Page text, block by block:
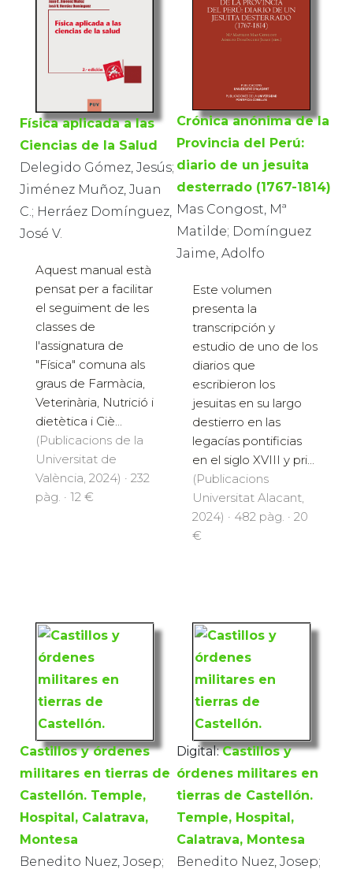
Física aplicada a las
Ciencias de la Salud
Delegido Gómez, Jesús;
Jiménez Muñoz, Juan
C.; Herráez Domínguez,
José V.
Aquest manual està
pensat per a facilitar
el seguiment de les
classes de
l'assignatura de
"Física" comuna als
graus de Farmàcia,
Veterinària, Nutrició i
dietètica i Ciè...
(Publicacions de la
Universitat de
València, 2024) · 232
pàg. · 12 €
Crónica anónima de la
Provincia del Perú:
diario de un jesuita
desterrado (1767-1814)
Mas Congost, Mª
Matilde; Domínguez
Jaime, Adolfo
Este volumen
presenta la
transcripción y
estudio de uno de los
diarios que
escribieron los
jesuitas en su largo
destierro en las
legacías pontificias
en el siglo XVIII y pri...
(Publicacions
Universitat Alacant,
2024) · 482 pàg. · 20
€
Castillos y órdenes
militares en tierras de
Castellón. Temple,
Hospital, Calatrava,
Montesa
Benedito Nuez, Josep;
Digital: Castillos y
órdenes militares en
tierras de Castellón.
Temple, Hospital,
Calatrava, Montesa
Benedito Nuez, Josep;